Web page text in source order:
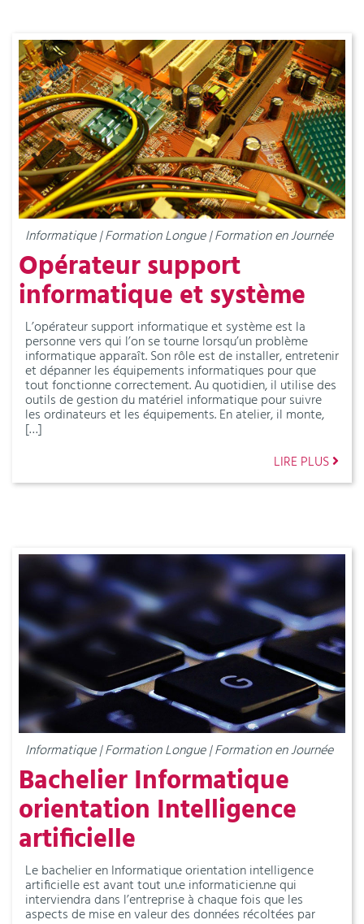
Informatique | Formation Longue | Formation en Journée
Opérateur support
informatique et système
L’opérateur support informatique et système est la
personne vers qui l’on se tourne lorsqu’un problème
informatique apparaît. Son rôle est de installer, entretenir
et dépanner les équipements informatiques pour que
tout fonctionne correctement. Au quotidien, il utilise des
outils de gestion du matériel informatique pour suivre
les ordinateurs et les équipements. En atelier, il monte,
[…]
LIRE PLUS
Informatique | Formation Longue | Formation en Journée
Bachelier Informatique
orientation Intelligence
artificielle
Le bachelier en Informatique orientation intelligence
artificielle est avant tout un.e informaticien.ne qui
interviendra dans l’entreprise à chaque fois que les
aspects de mise en valeur des données récoltées par